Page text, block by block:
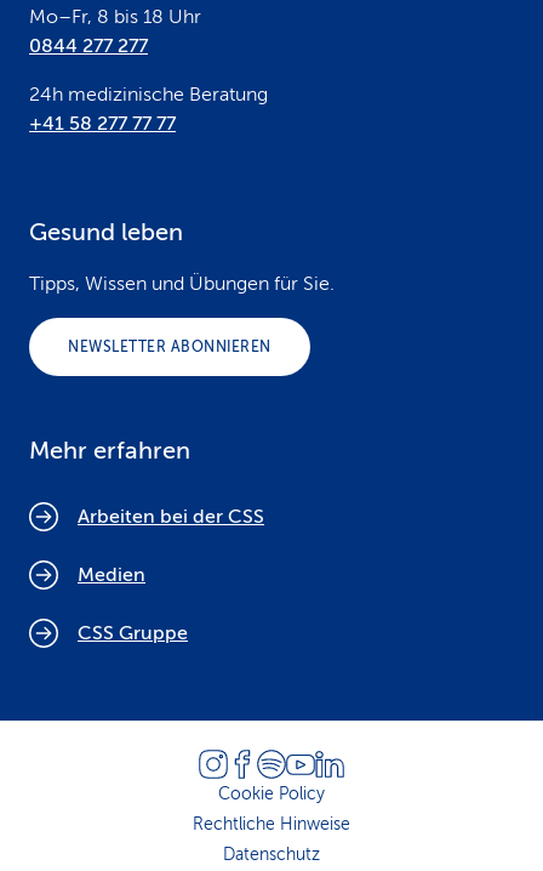
Mo–Fr, 8 bis 18 Uhr
0844 277 277
24h medizinische Beratung
+41 58 277 77 77
Gesund leben
Tipps, Wissen und Übungen für Sie.
NEWSLETTER ABONNIEREN
Mehr erfahren
Arbeiten bei der CSS
Medien
CSS Gruppe
Cookie Policy
Rechtliche Hinweise
Datenschutz